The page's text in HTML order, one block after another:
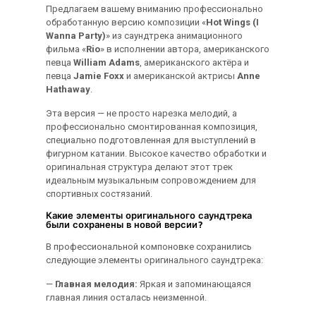
Предлагаем вашему вниманию профессионально
обработанную версию композиции «Hot Wings (I
Wanna Party)» из саундтрека анимационного
фильма «Rio» в исполнении автора, американского
певца William Adams, американского актёра и
певца Jamie Foxx и американской актрисы Anne
Hathaway.
Эта версия — не просто нарезка мелодий, а
профессионально смонтированная композиция,
специально подготовленная для выступлений в
фигурном катании. Высокое качество обработки и
оригинальная структура делают этот трек
идеальным музыкальным сопровождением для
спортивных состязаний.
Какие элементы оригинального саундтрека
были сохранены в новой версии?
В профессиональной компоновке сохранились
следующие элементы оригинального саундтрека:
— Главная мелодия: Яркая и запоминающаяся
главная линия осталась неизменной.